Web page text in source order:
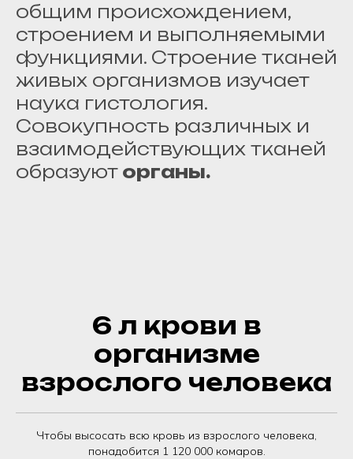
общим происхождением,
строением и выполняемыми
функциями. Строение тканей
живых организмов изучает
наука гистология.
Совокупность различных и
взаимодействующих тканей
образуют органы.
6 л крови в
организме
взрослого человека
Чтобы высосать всю кровь из взрослого человека,
понадобится 1 120 000 комаров.